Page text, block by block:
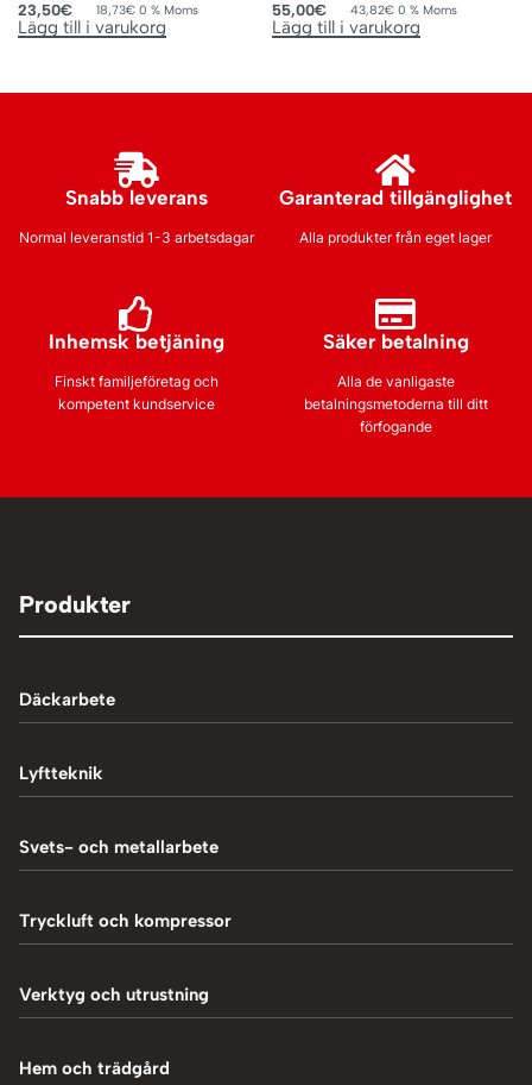
23,50€ 18,73€ 0 % Moms
Lägg till i varukorg
55,00€ 43,82€ 0 % Moms
Lägg till i varukorg
Snabb leverans
Normal leveranstid 1-3 arbetsdagar
Garanterad tillgänglighet
Alla produkter från eget lager
Inhemsk betjäning
Finskt familjeföretag och
kompetent kundservice
Säker betalning
Alla de vanligaste
betalningsmetoderna till ditt
förfogande
Produkter
Däckarbete
Balanseringsmaskiner
Chockluftare
Däckmaskiner
Lyftteknik
1-Pelarlyft
4-Pelarlyft
Saxlyft - Låglyft
Svets- och metallarbete
Induktionsvärmare
MIG-svetsning
Plasmaskärning
Tryckluft och kompressor
Blästring
Verktyg och utrustning
Batteriladdare
Hem och trädgård